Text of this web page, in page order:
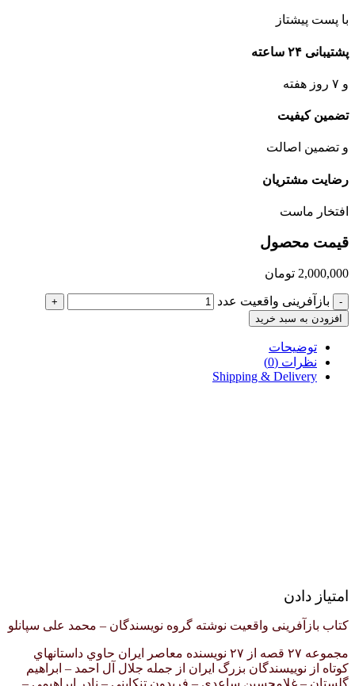
با پست پیشتاز
پشتیبانی ۲۴ ساعته
و ۷ روز هفته
تضمین کیفیت
و تضمین اصالت
رضایت مشتریان
افتخار ماست
قیمت محصول
2,000,000 تومان
- بازآفرینی واقعیت عدد
+
افزودن به سبد خرید
توضیحات
نظرات (0)
Shipping & Delivery
امتیاز دادن
کتاب بازآفرینی واقعیت نوشته گروه نویسندگان – محمد علی سپانلو
مجموعه ۲۷ قصه از ۲۷ نويسنده معاصر ايران حاوي داستانهاي
كوتاه از نوييسندگان بزرگ ايران از جمله جلال آل احمد – ابراهيم